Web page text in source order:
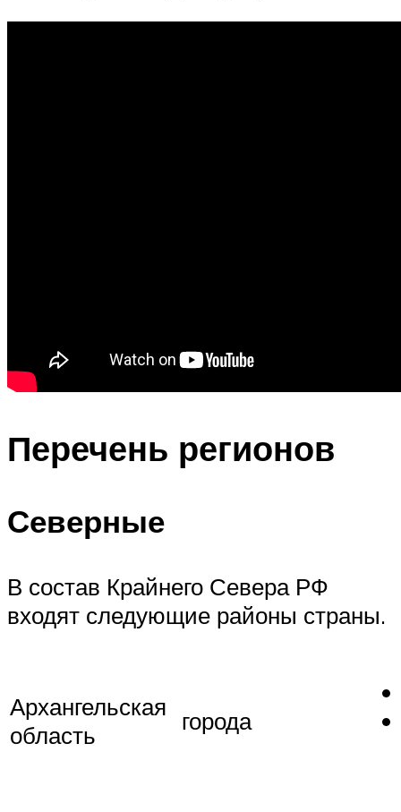
Перечень регионов
Северные
В состав Крайнего Севера РФ
входят следующие районы страны.
Архангельская
область
города